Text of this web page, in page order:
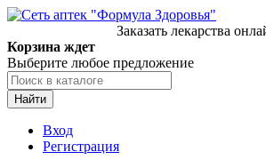
Заказать лекарства
Корзина ждет
Выберите любое предложение
Найти
Вход
Регистрация